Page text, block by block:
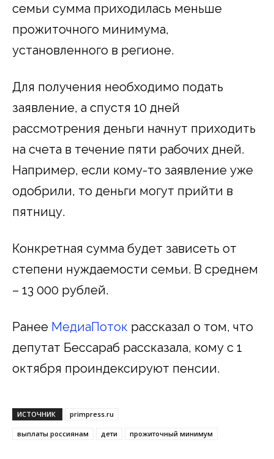
семьи сумма приходилась меньше
прожиточного минимума,
установленного в регионе.
Для получения необходимо подать
заявление, а спустя 10 дней
рассмотрения деньги начнут приходить
на счета в течение пяти рабочих дней.
Например, если кому-то заявление уже
одобрили, то деньги могут прийти в
пятницу.
Конкретная сумма будет зависеть от
степени нуждаемости семьи. В среднем
– 13 000 рублей.
Ранее МедиаПоток рассказал о том, что
депутат Бессараб рассказала, кому с 1
октября проиндексируют пенсии.
ИСТОЧНИК primpress.ru
выплаты россиянам дети прожиточный минимум